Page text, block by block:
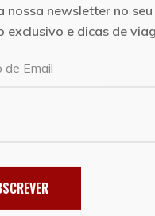
ao
Partilhar
maior
nossa newsletter no
exclusivo e dicas de
de Email